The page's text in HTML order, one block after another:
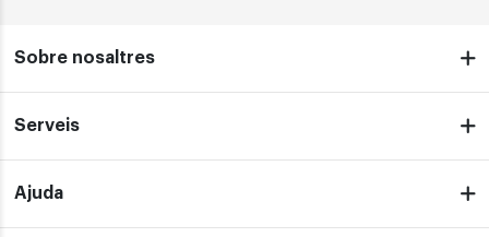
Sobre nosaltres
Serveis
Ajuda